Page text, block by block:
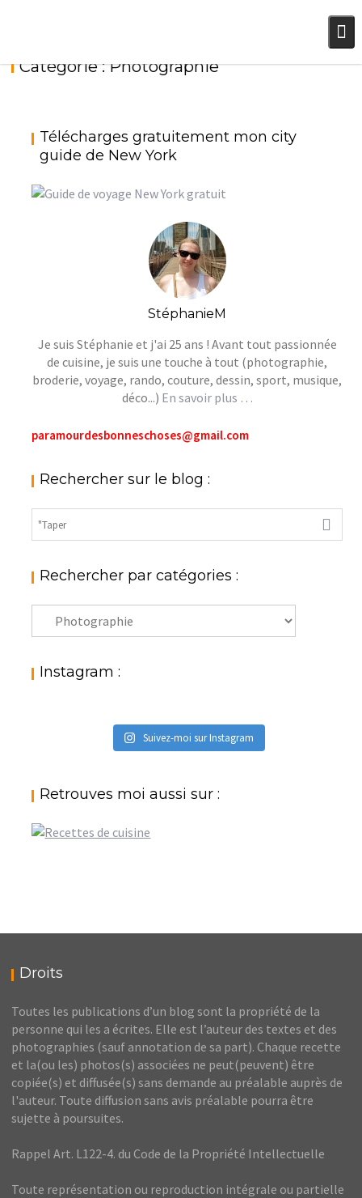
Catégorie :Photographie
VIDÉO SUR LA PHOTOGRAPHIE CULINAIRE
AVEC JÉRÔME PALLÉ
Télécharges gratuitement mon city
guide de New York
StéphanieM
Je suis Stéphanie et j'ai 25 ans ! Avant tout passionnée
de cuisine, je suis une touche à tout (photographie,
broderie, voyage, rando, couture, dessin, sport, musique,
déco...) En savoir plus …
paramourdesbonneschoses@gmail.com
Rechercher sur le blog :
Rechercher par catégories :
Rechercher
: Instagram :
Suivez-moi sur Instagram
Retrouves moi aussi sur :
Droits
Toutes les publications d’un blog sont la propriété de la
personne qui les a écrites. Elle est l’auteur des textes et des
photographies (sauf annotation de sa part). Chaque recette
et la(ou les) photos(s) associées ne peut(peuvent) être
copiée(s) et diffusée(s) sans demande au préalable auprès de
l'auteur. Toute diffusion sans avis préalable pourra être
sujette à poursuites.
Rappel Art. L122-4. du Code de la Propriété Intellectuelle
Toute représentation ou reproduction intégrale ou partielle